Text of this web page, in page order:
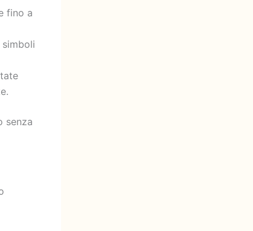
fino a
senza